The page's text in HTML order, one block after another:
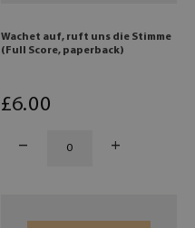
Wachet auf, ruft uns die Stimme
(Full Score, paperback)
£6.00